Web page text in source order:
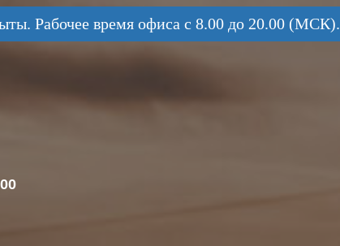
Рабочее время офиса с 8.00 до 20.00 (МСК).